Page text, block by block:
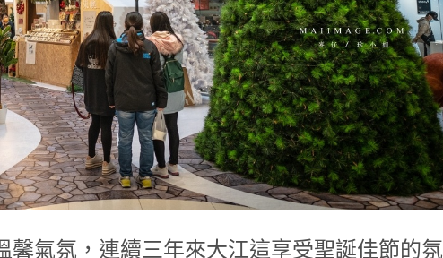
馨氣氛，連續三年來大江這享受聖誕佳節的氛